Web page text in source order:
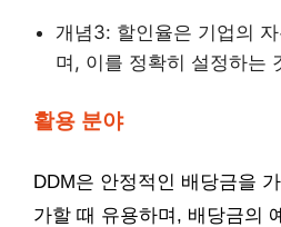
개념3: 할인율은 기업의
며, 이를 정확히 설정하는
활용 분야
DDM은 안정적인 배당금을
가할 때 유용하며, 배당금의